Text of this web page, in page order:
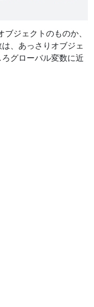
ジェクトのものか、
、あっさりオブジェ
グローバル変数に近